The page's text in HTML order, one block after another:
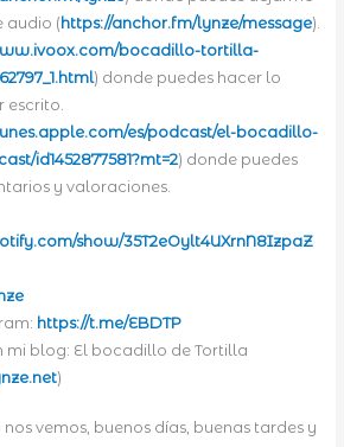
audio (https://anchor.fm/lynze/message).
bocadillo-tortilla-
) donde puedes hacer lo
escrito.
es/podcast/el-bocadillo-
id1452877581?mt=2) donde puedes
y valoraciones.
show/35T2eOylt4UXrnN8IzpaZ
https://t.me/EBDTP
mi blog: El bocadillo de Tortilla
)
nos vemos, buenos días, buenas tardes y